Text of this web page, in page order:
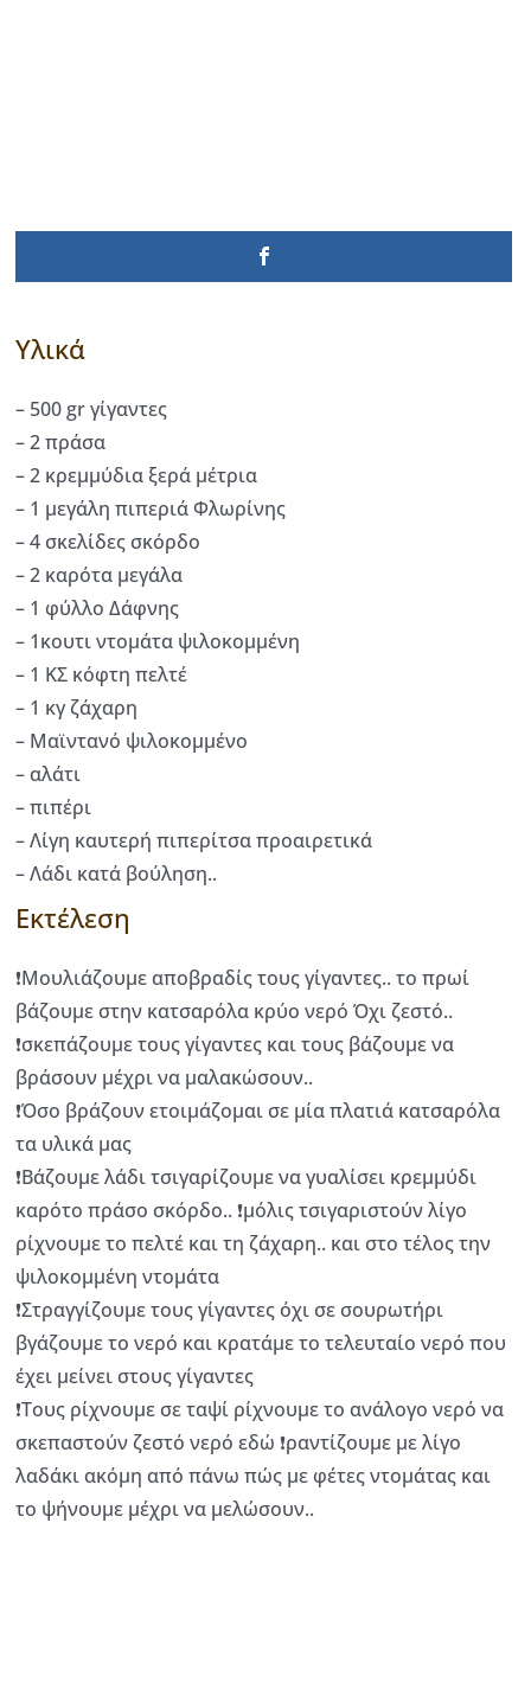
Υλικά
– 500 gr γίγαντες
– 2 πράσα
– 2 κρεμμύδια ξερά μέτρια
– 1 μεγάλη πιπεριά Φλωρίνης
– 4 σκελίδες σκόρδο
– 2 καρότα μεγάλα
– 1 φύλλο Δάφνης
– 1κουτι ντομάτα ψιλοκομμένη
– 1 ΚΣ κόφτη πελτέ
– 1 κγ ζάχαρη
– Μαϊντανό ψιλοκομμένο
– αλάτι
– πιπέρι
– Λίγη καυτερή πιπερίτσα προαιρετικά
– Λάδι κατά βούληση..
Εκτέλεση
❗Μουλιάζουμε αποβραδίς τους γίγαντες.. το πρωί
βάζουμε στην κατσαρόλα κρύο νερό Όχι ζεστό..
❗σκεπάζουμε τους γίγαντες και τους βάζουμε να
βράσουν μέχρι να μαλακώσουν..
❗Όσο βράζουν ετοιμάζομαι σε μία πλατιά κατσαρόλα
τα υλικά μας
❗Βάζουμε λάδι τσιγαρίζουμε να γυαλίσει κρεμμύδι
καρότο πράσο σκόρδο.. ❗μόλις τσιγαριστούν λίγο
ρίχνουμε το πελτέ και τη ζάχαρη.. και στο τέλος την
ψιλοκομμένη ντομάτα
❗Στραγγίζουμε τους γίγαντες όχι σε σουρωτήρι
βγάζουμε το νερό και κρατάμε το τελευταίο νερό που
έχει μείνει στους γίγαντες
❗Τους ρίχνουμε σε ταψί ρίχνουμε το ανάλογο νερό να
σκεπαστούν ζεστό νερό εδώ ❗ραντίζουμε με λίγο
λαδάκι ακόμη από πάνω πώς με φέτες ντομάτας και
το ψήνουμε μέχρι να μελώσουν..